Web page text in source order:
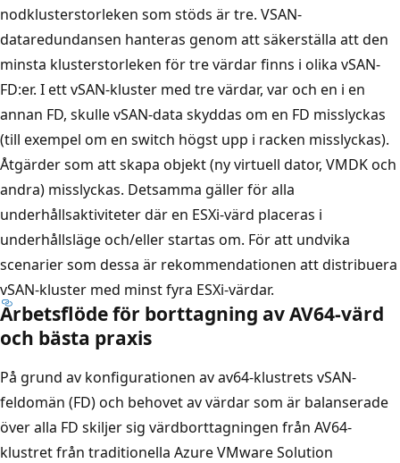
nodklusterstorleken som stöds är tre. VSAN-
dataredundansen hanteras genom att säkerställa att den
minsta klusterstorleken för tre värdar finns i olika vSAN-
FD:er. I ett vSAN-kluster med tre värdar, var och en i en
annan FD, skulle vSAN-data skyddas om en FD misslyckas
(till exempel om en switch högst upp i racken misslyckas).
Åtgärder som att skapa objekt (ny virtuell dator, VMDK och
andra) misslyckas. Detsamma gäller för alla
underhållsaktiviteter där en ESXi-värd placeras i
underhållsläge och/eller startas om. För att undvika
scenarier som dessa är rekommendationen att distribuera
vSAN-kluster med minst fyra ESXi-värdar.
Arbetsflöde för borttagning av AV64-värd
och bästa praxis
På grund av konfigurationen av av64-klustrets vSAN-
feldomän (FD) och behovet av värdar som är balanserade
över alla FD skiljer sig värdborttagningen från AV64-
klustret från traditionella Azure VMware Solution